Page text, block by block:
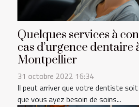
Quelques services à
cas d’urgence dentaire
Montpellier
31 octobre 2022 16:34
Il peut arriver que votre dentiste
que vous ayez besoin de soins...